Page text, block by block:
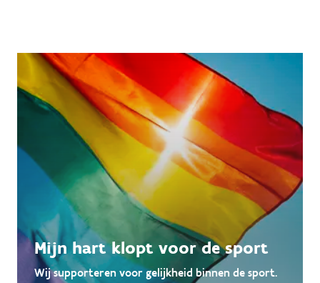
Mijn hart klopt voor de sport
Wij supporteren voor gelijkheid binnen de sport.